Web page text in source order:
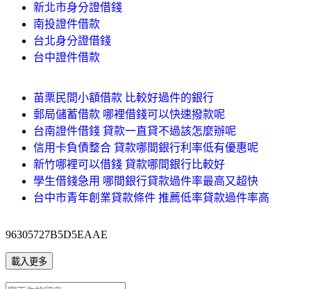
新北市身分證借錢
南投證件借款
台北身分證借錢
台中證件借款
苗栗民間小額借款 比較好過件的銀行
郵局儲蓄借款 哪裡借錢可以快速撥款呢
台南證件借錢 貸款一直貸不過該怎麼辦呢
信用卡負債整合 貸款哪間銀行利率低有優惠呢
新竹哪裡可以借錢 貸款哪間銀行比較好
學生借錢急用 哪間銀行貸款過件率最高又超快
台中市青年創業貸款條件 推薦低率貸款過件率高
96305727B5D5EAAE
載入更多